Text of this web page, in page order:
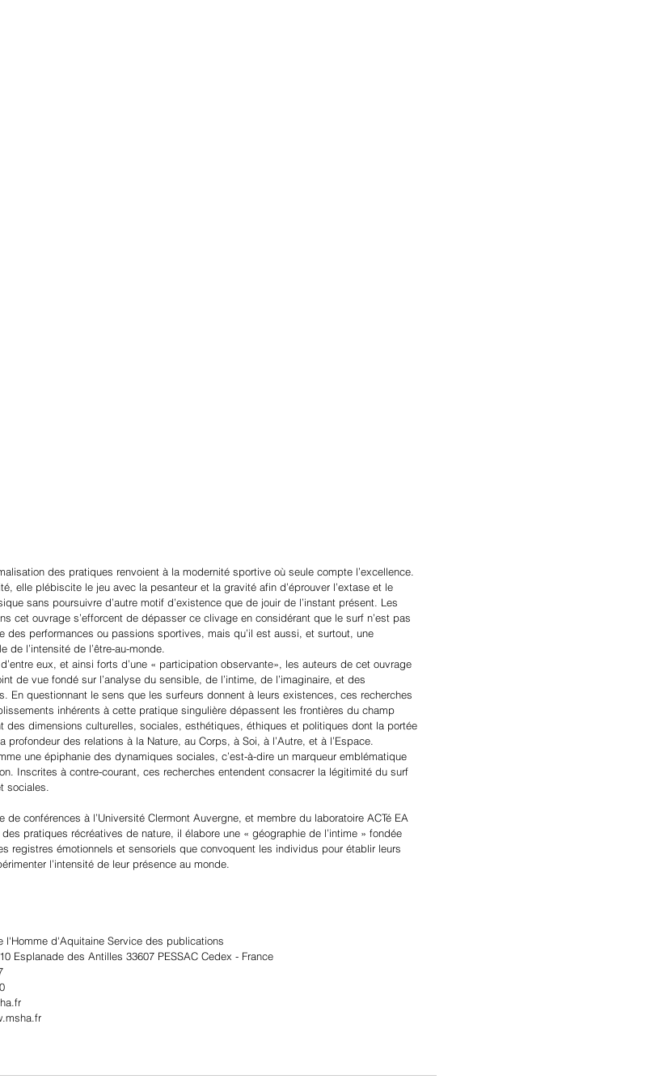
des pratiques renvoient à la modernité sportive où seule compte l’excellence.
elle plébiscite le jeu avec la pesanteur et la gravité afin d’éprouver l’extase et le
sans poursuivre d’autre motif d’existence que de jouir de l’instant présent. Les
cet ouvrage s’efforcent de dépasser ce clivage en considérant que le surf n’est pas
des performances ou passions sportives, mais qu’il est aussi, et surtout, une
de l’intensité de l’être-au-monde.
eux, et ainsi forts d’une « participation observante», les auteurs de cet ouvrage
de vue fondé sur l’analyse du sensible, de l’intime, de l’imaginaire, et des
En questionnant le sens que les surfeurs donnent à leurs existences, ces recherches
inhérents à cette pratique singulière dépassent les frontières du champ
des dimensions culturelles, sociales, esthétiques, éthiques et politiques dont la portée
profondeur des relations à la Nature, au Corps, à Soi, à l’Autre, et à l’Espace.
une épiphanie des dynamiques sociales, c’est-à-dire un marqueur emblématique
Inscrites à contre-courant, ces recherches entendent consacrer la légitimité du surf
sociales.
de conférences à l’Université Clermont Auvergne, et membre du laboratoire ACTé EA
pratiques récréatives de nature, il élabore une « géographie de l’intime » fondée
registres émotionnels et sensoriels que convoquent les individus pour établir leurs
l’intensité de leur présence au monde.
l'Homme d'Aquitaine Service des publications
Esplanade des Antilles 33607 PESSAC Cedex - France